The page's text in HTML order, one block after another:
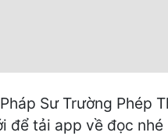
Sư Trường
để tải app về đọc nhé